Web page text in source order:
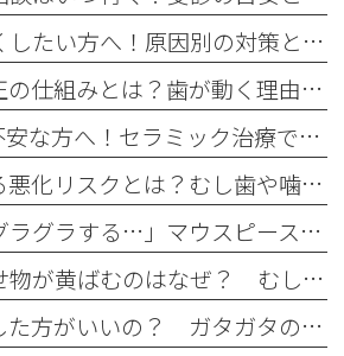
歯の黄ばみを白くしたい方へ！原因別の対策と4つの方法を歯科医師が解説
マウスピース矯正の仕組みとは？歯が動く理由をわかりやすく解説
SNSの失敗談で不安な方へ！セラミック治療で後悔しない事前確認
歯並び放置による悪化リスクとは？むし歯や噛み合わせへの影響を解説
「矯正中に歯がグラグラする…」マウスピース矯正中のぐらつきの原因と注意点
歯の詰め物・被せ物が黄ばむのはなぜ？ むし歯治療後に起こる経年劣化
八重歯って矯正した方がいいの？ ガタガタの歯並びはマウスピース矯正で治せる？